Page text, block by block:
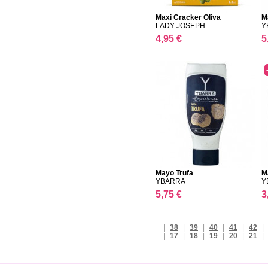
Maxi Cracker Oliva
LADY JOSEPH
4,95 €
Mayo Trufa
YBARRA
5,75 €
42
41
40
39
38
21
20
19
18
17